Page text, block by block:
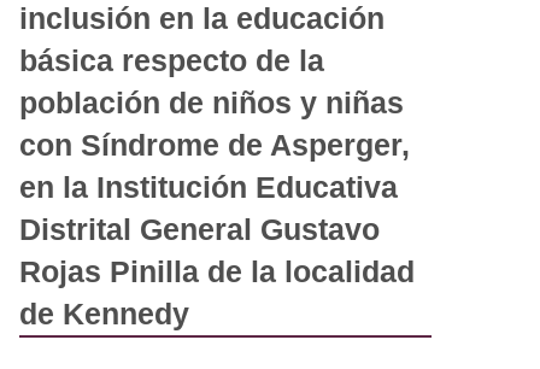
inclusión en la educación
básica respecto de la
población de niños y niñas
con Síndrome de Asperger,
en la Institución Educativa
Distrital General Gustavo
Rojas Pinilla de la localidad
de Kennedy